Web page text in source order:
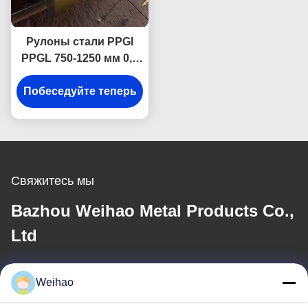
Рулоны стали PPGI
PPGL 750-1250 мм 0,4
мм 0,5 мм с услугой
резки
Побеседуйте теперь
Свяжитесь мы
Bazhou Weihao Metal Products Co.,
Ltd
Электронная почта
408690175@qq.com
Weihao